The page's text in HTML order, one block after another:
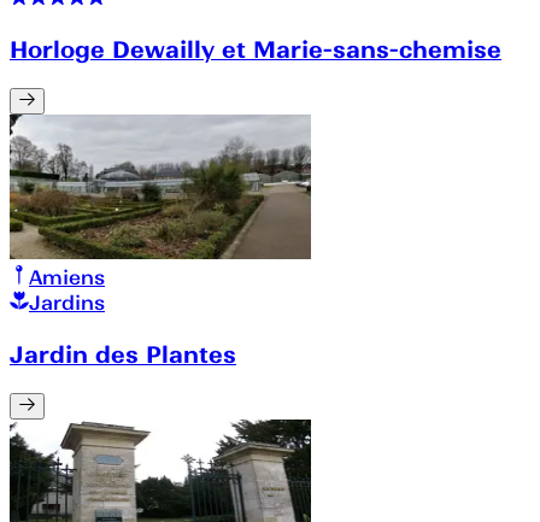
Horloge Dewailly et Marie-sans-chemise
Amiens
Jardins
Jardin des Plantes